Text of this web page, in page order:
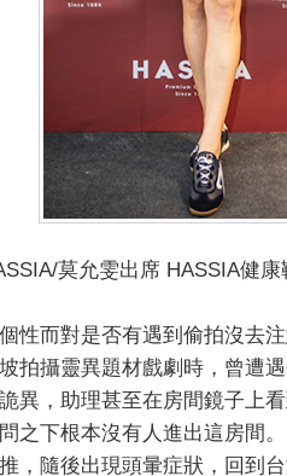
莫允雯出席 HASSIA健康
性而對是否有遇到偷拍沒去
拍攝靈異題材戲劇時，曾遭
異，助理甚至在房間鏡子上
之下根本沒有人進出這房間
，隨後出現頭暈症狀，回到